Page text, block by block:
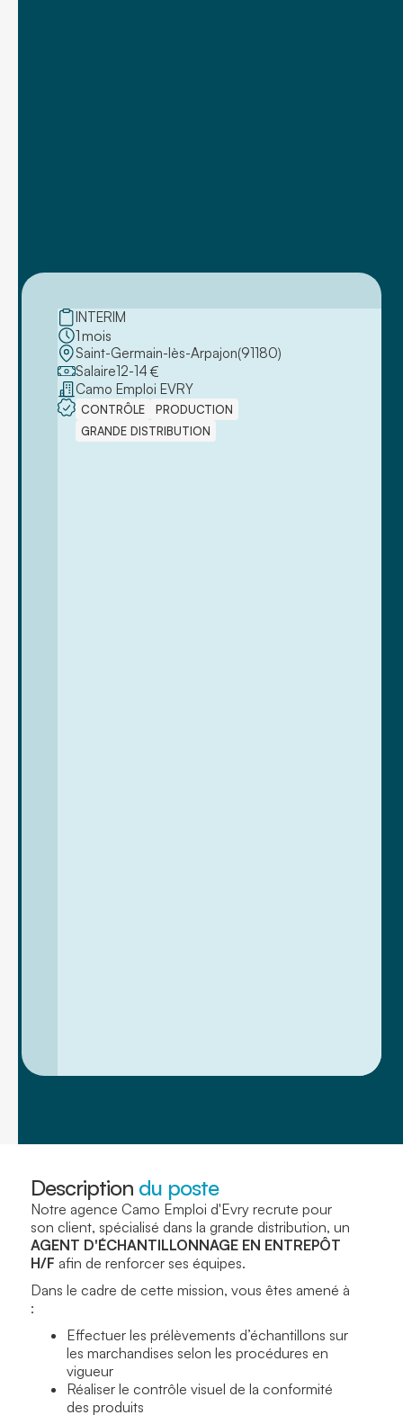
INTERIM
1mois
Saint-Germain-lès-Arpajon(91180)
Salaire12-14 €
Camo Emploi EVRY
CONTRÔLE
PRODUCTION
GRANDE DISTRIBUTION
Description du poste
Notre agence Camo Emploi d'Evry recrute pour
son client, spécialisé dans la grande distribution, un
AGENT D'ÉCHANTILLONNAGE EN ENTREPÔT
H/F afin de renforcer ses équipes.
Dans le cadre de cette mission, vous êtes amené à
:
Effectuer les prélèvements d’échantillons sur
les marchandises selon les procédures en
vigueur
Réaliser le contrôle visuel de la conformité
des produits